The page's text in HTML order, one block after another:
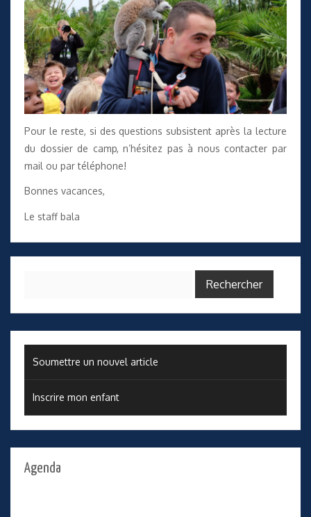
Pour le reste, si des questions subsistent après la lecture
du dossier de camp, n’hésitez pas à nous contacter par
mail ou par téléphone!
Bonnes vacances,
Le staff bala
Soumettre un nouvel article
Inscrire mon enfant
Agenda